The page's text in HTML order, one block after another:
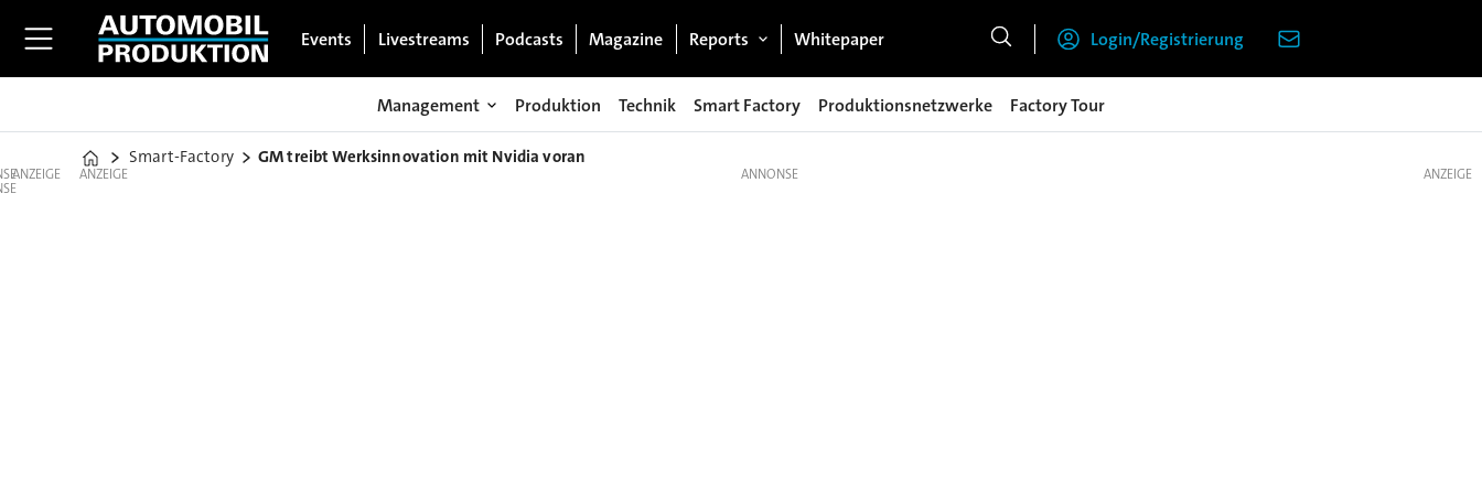
Events Livestreams Podcasts Magazine Reports Whitepaper Login/Registrierung
Management Produktion Technik Smart Factory Produktionsnetzwerke Factory Tour
Home
Smart-Factory GM treibt Werksinnovation mit Nvidia voran
ANZEIGE ANZEIGE ANZEIGE